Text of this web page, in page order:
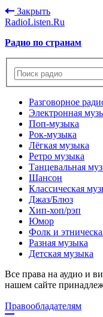
Закрыть
RadioListen.Ru
Радио по странам
Разговорное
Электронная
Поп-музыка
Рок-музыка
Лёгкая музыка
Ретро музыка
Танцевальная
Шансон
Классическая
Джаз/Блюз
Хип-хоп/рэп
Юмор
Фолк и
Разная музыка
Детская музыка
Все права на аудио и
нашем сайте
Правообладателям